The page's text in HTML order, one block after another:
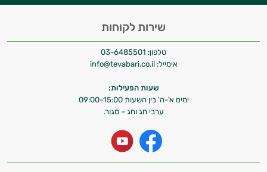
שירות לקוחות
טלפון: 03-6485501
אימייל: info@tevabari.co.il
שעות הפעילות:
ימים א'-ה' בין השעות 09:00-15:00
ערבי חג וחג – סגור.